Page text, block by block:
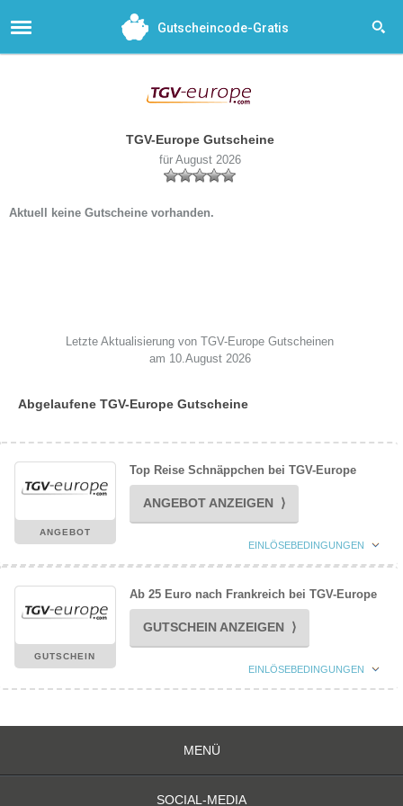
Gutscheincode-Gratis
TGV-Europe Gutscheine
für August 2026
Aktuell keine Gutscheine vorhanden.
Letzte Aktualisierung von TGV-Europe Gutscheinen
am 10.August 2026
Abgelaufene TGV-Europe Gutscheine
ANGEBOT
Top Reise Schnäppchen bei TGV-Europe
ANGEBOT ANZEIGEN ⟩
EINLÖSEBEDINGUNGEN
GUTSCHEIN
Ab 25 Euro nach Frankreich bei TGV-Europe
GUTSCHEIN ANZEIGEN ⟩
EINLÖSEBEDINGUNGEN
MENÜ
SOCIAL-MEDIA